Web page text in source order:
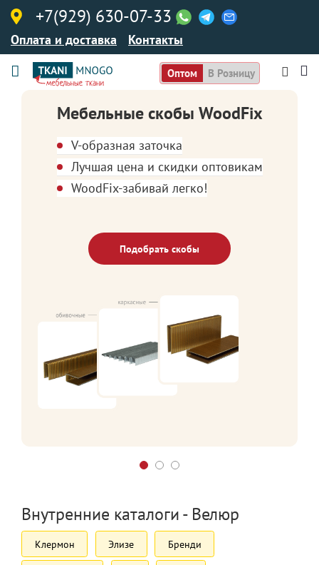
+7(929) 630-07-33
Оплата и доставка Контакты
Оптом В Розницу
Мебельные скобы WoodFix
V-образная заточка
Лучшая цена и скидки оптовикам
WoodFix-забивай легко!
Подобрать скобы
Внутренние каталоги - Велюр
Клермон Элизе Бренди